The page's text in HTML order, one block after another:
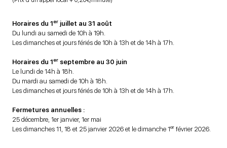
Horaires du 1er juillet au 31 août
Du lundi au samedi de 10h à 19h.
Les dimanches et jours fériés de 10h à 13h et de 14h à 17h.
Horaires du 1er septembre au 30 juin
Le lundi de 14h à 18h.
Du mardi au samedi de 10h à 18h.
Les dimanches et jours fériés de 10h à 13h et de 14h à 17h.
Fermetures annuelles :
25 décembre, 1er janvier, 1er mai
Les dimanches 11, 18 et 25 janvier 2026 et le dimanche 1er février 2026.